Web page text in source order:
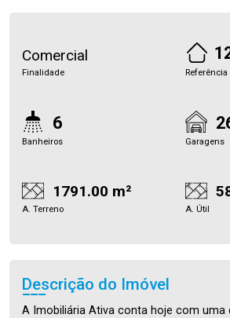
Comercial
Finalidade Referência
6
Banheiros Garagens
1791.00 m²
A. Terreno A. Útil
Descrição do Imóvel
A Imobiliária Ativa conta hoje com uma